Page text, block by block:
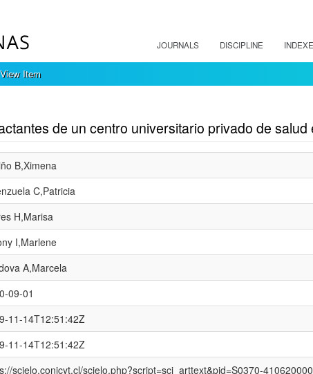
JOURNALS DISCIPLINE
View Item
de un centro universitario privado de salud
B,Ximena
C,Patricia
H,Marisa
I,Marlene
A,Marcela
09-01
11-14T12:51:42Z
11-14T12:51:42Z
scielo.conicyt.cl/scielo.php?script=sci_arttext&pid=S0370-